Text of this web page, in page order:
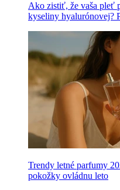
Ako zistiť, že vaša pleť
kyseliny hyalurónovej?
Trendy letné parfumy
pokožky ovládnu leto